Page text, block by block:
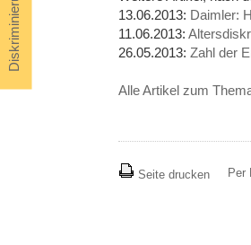
13.06.2013: Daimler:
11.06.2013:
26.05.2013: Zahl der
Alle Artikel zum
Seite drucken Per